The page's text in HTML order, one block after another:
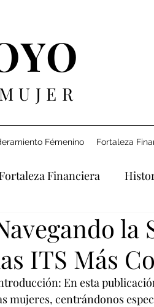
Fémenino Fortaleza
Fortaleza Financiera
Relaciones Derecho y
la
ITS Más
En esta
mujeres, centrándonos